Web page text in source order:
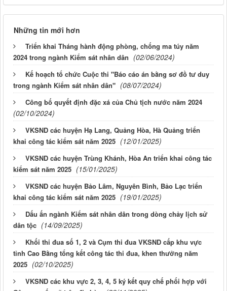
Những tin mới hơn
Triển khai Tháng hành động phòng, chống ma túy năm
2024 trong ngành Kiểm sát nhân dân (02/06/2024)
Kế hoạch tổ chức Cuộc thi "Báo cáo án bằng sơ đồ tư duy
trong ngành Kiểm sát nhân dân" (08/07/2024)
Công bố quyết định đặc xá của Chủ tịch nước năm 2024
(02/10/2024)
VKSND các huyện Hạ Lang, Quảng Hòa, Hà Quảng triển
khai công tác kiểm sát năm 2025 (12/01/2025)
VKSND các huyện Trùng Khánh, Hòa An triển khai công tác
kiểm sát năm 2025 (15/01/2025)
VKSND các huyện Bảo Lâm, Nguyên Bình, Bảo Lạc triển
khai công tác kiểm sát năm 2025 (19/01/2025)
Dấu ấn ngành Kiểm sát nhân dân trong dòng chảy lịch sử
dân tộc (14/09/2025)
Khối thi đua số 1, 2 và Cụm thi đua VKSND cấp khu vực
tỉnh Cao Bằng tổng kết công tác thi đua, khen thưởng năm
2025 (02/10/2025)
VKSND các khu vực 2, 3, 4, 5 ký kết quy chế phối hợp với